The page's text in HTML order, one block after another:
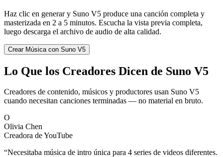
Haz clic en generar y Suno V5 produce una canción completa y
masterizada en 2 a 5 minutos. Escucha la vista previa completa,
luego descarga el archivo de audio de alta calidad.
Crear Música con Suno V5
Lo Que los Creadores Dicen de Suno V5
Creadores de contenido, músicos y productores usan Suno V5
cuando necesitan canciones terminadas — no material en bruto.
O
Olivia Chen
Creadora de YouTube
“Necesitaba música de intro única para 4 series de videos diferentes.